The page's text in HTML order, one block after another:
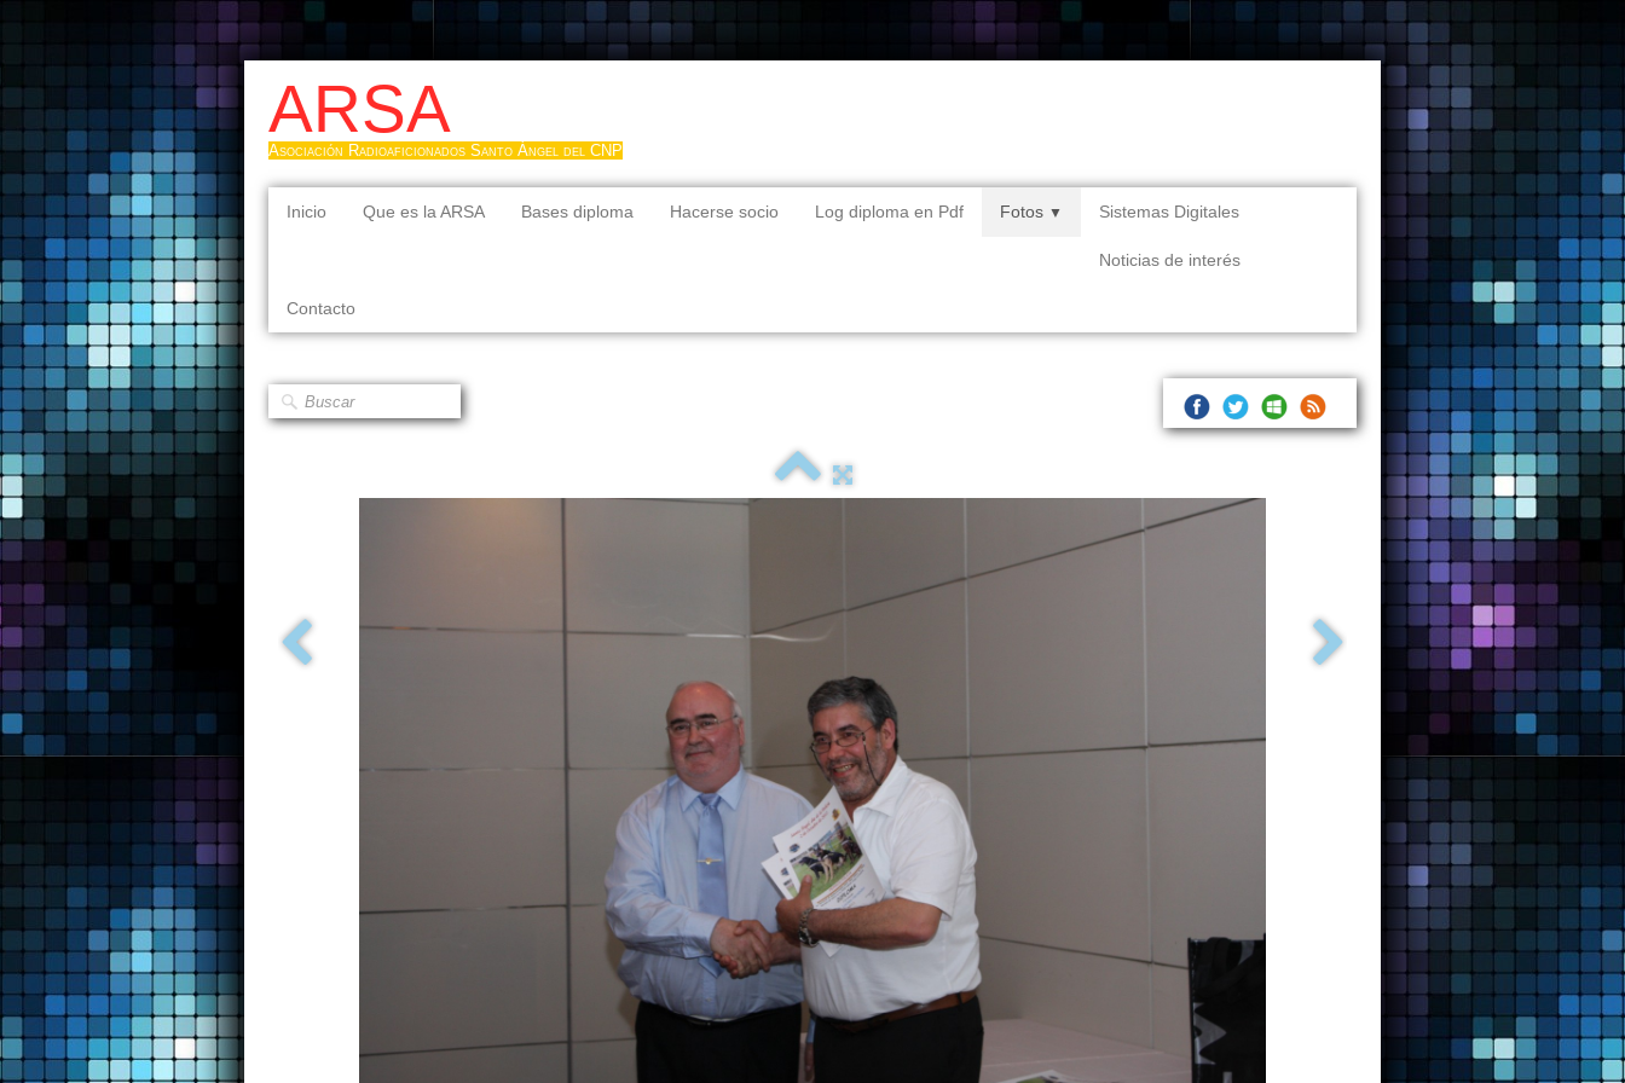
ARSA
Asociación Radioaficionados Santo Ángel del CNP
Inicio Que es la ARSA Bases diploma Hacerse socio Log diploma en Pdf Fotos ▼ Sistemas Digitales
Noticias de interés
Contacto